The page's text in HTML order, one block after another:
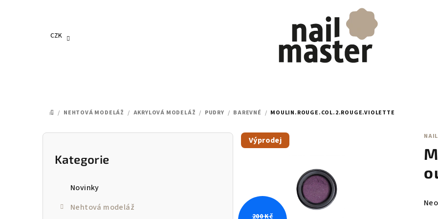
CZK
DOMŮ
/ NEHTOVÁ MODELÁŽ / AKRYLOVÁ MODELÁŽ / PUDRY / BAREVNÉ / MOULIN.ROUGE.COL.2.ROUGE.VIOLETTE
P
Přeskočit
kategorie
Kategorie
Novinky
Nehtová modeláž
Výprodej
200 Kč